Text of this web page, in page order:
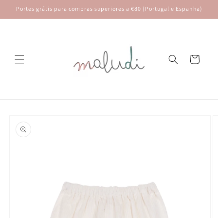
para o
conteúdo
Portes grátis para compras superiores a €80 (Portugal e Espanha)
Carrinho
informação
do produto